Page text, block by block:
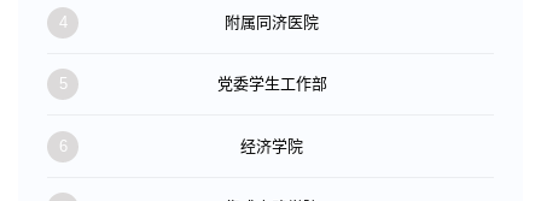
4 附属同济医院
5 党委学生工作部
6 经济学院